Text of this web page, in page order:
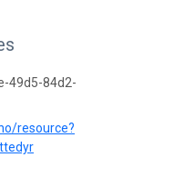
49d5-84d2-
resource?